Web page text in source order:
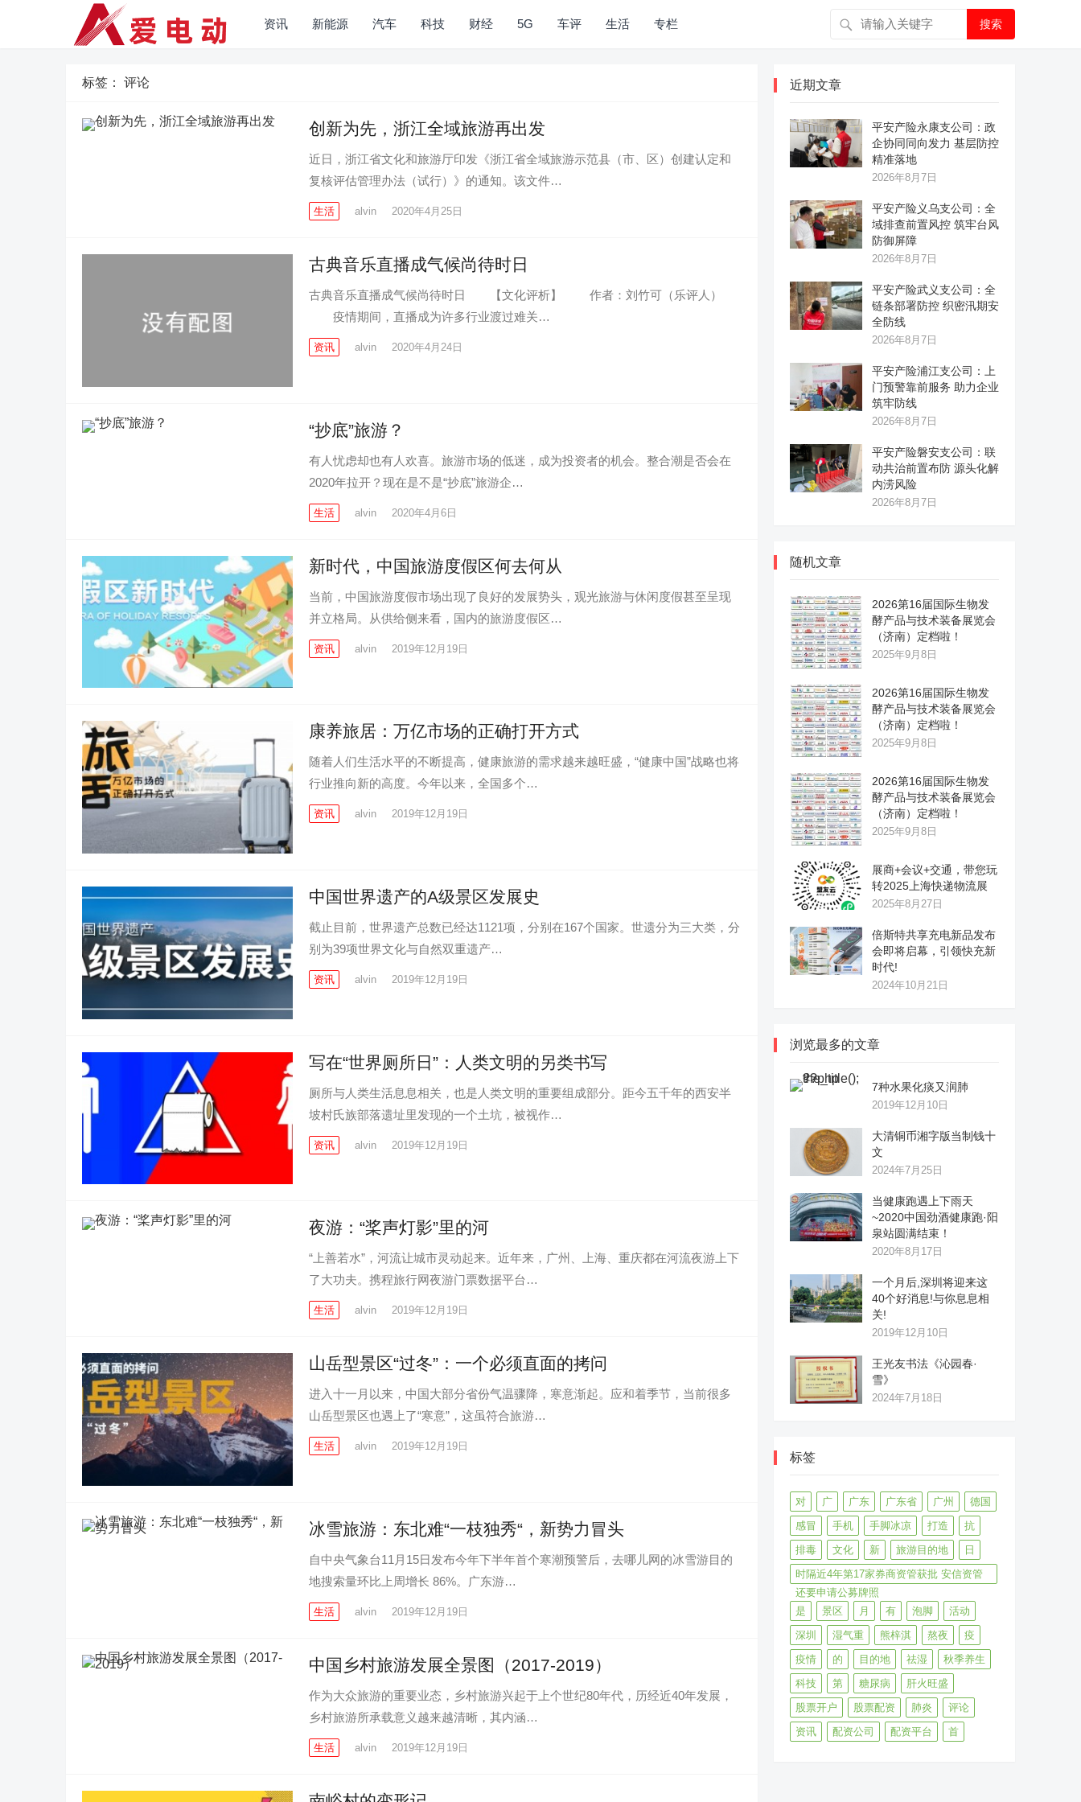
资讯 新能源 汽车 科技 财经 5G 车评 生活 专栏 搜索
标签： 评论
创新为先，浙江全域旅游再出发
近日，浙江省文化和旅游厅印发《浙江省全域旅游示范县（市、区）创建认定和
复核评估管理办法（试行）》的通知。该文件…
生活 alvin 2020年4月25日
古典音乐直播成气候尚待时日
古典音乐直播成气候尚待时日 【文化评析】 作者：刘竹可（乐评人）
疫情期间，直播成为许多行业渡过难关…
资讯 alvin 2020年4月24日
“抄底”旅游？
有人忧虑却也有人欢喜。旅游市场的低迷，成为投资者的机会。整合潮是否会在
2020年拉开？现在是不是“抄底”旅游企…
生活 alvin 2020年4月6日
新时代，中国旅游度假区何去何从
当前，中国旅游度假市场出现了良好的发展势头，观光旅游与休闲度假甚至呈现
并立格局。从供给侧来看，国内的旅游度假区…
资讯 alvin 2019年12月19日
康养旅居：万亿市场的正确打开方式
随着人们生活水平的不断提高，健康旅游的需求越来越旺盛，“健康中国”战略也将
行业推向新的高度。今年以来，全国多个…
资讯 alvin 2019年12月19日
中国世界遗产的A级景区发展史
截止目前，世界遗产总数已经达1121项，分别在167个国家。世遗分为三大类，分
别为39项世界文化与自然双重遗产…
资讯 alvin 2019年12月19日
写在“世界厕所日”：人类文明的另类书写
厕所与人类生活息息相关，也是人类文明的重要组成部分。距今五千年的西安半
坡村氏族部落遗址里发现的一个土坑，被视作…
资讯 alvin 2019年12月19日
夜游：“桨声灯影”里的河
“上善若水”，河流让城市灵动起来。近年来，广州、上海、重庆都在河流夜游上下
了大功夫。携程旅行网夜游门票数据平台…
生活 alvin 2019年12月19日
山岳型景区“过冬”：一个必须直面的拷问
进入十一月以来，中国大部分省份气温骤降，寒意渐起。应和着季节，当前很多
山岳型景区也遇上了“寒意”，这虽符合旅游…
生活 alvin 2019年12月19日
冰雪旅游：东北难“一枝独秀“，新势力冒头
自中央气象台11月15日发布今年下半年首个寒潮预警后，去哪儿网的冰雪游目的
地搜索量环比上周增长 86%。广东游…
生活 alvin 2019年12月19日
中国乡村旅游发展全景图（2017-2019）
作为大众旅游的重要业态，乡村旅游兴起于上个世纪80年代，历经近40年发展，
乡村旅游所承载意义越来越清晰，其内涵…
生活 alvin 2019年12月19日
近期文章
平安产险永康支公司：政
企协同同向发力 基层防控
精准落地
2026年8月7日
平安产险义乌支公司：全
域排查前置风控 筑牢台风
防御屏障
2026年8月7日
平安产险武义支公司：全
链条部署防控 织密汛期安
全防线
2026年8月7日
平安产险浦江支公司：上
门预警靠前服务 助力企业
筑牢防线
2026年8月7日
平安产险磐安支公司：联
动共治前置布防 源头化解
内涝风险
2026年8月7日
随机文章
2026第16届国际生物发
酵产品与技术装备展览会
（济南）定档啦！
2025年9月8日
2026第16届国际生物发
酵产品与技术装备展览会
（济南）定档啦！
2025年9月8日
2026第16届国际生物发
酵产品与技术装备展览会
（济南）定档啦！
2025年9月8日
展商+会议+交通，带您玩
转2025上海快递物流展
2025年8月27日
倍斯特共享充电新品发布
会即将启幕，引领快充新
时代!
2024年10月21日
浏览最多的文章
7种水果化痰又润肺
2019年12月10日
大清铜币湘字版当制钱十
文
2024年7月25日
当健康跑遇上下雨天
~2020中国劲酒健康跑·阳
泉站圆满结束！
2020年8月17日
一个月后,深圳将迎来这
40个好消息!与你息息相
关!
2019年12月10日
王光友书法《沁园春·
雪》
2024年7月18日
标签
对 广 广东 广东省 广州
德国
感冒
手机 手脚冰凉 打造
抗
排毒
文化 新 旅游目的地
日
时隔近4年第17家券商资管获批 安信资管
还要申请公募牌照
是
景区 月 有 泡脚
活动
深圳
湿气重 熊梓淇 熬夜
疫
疫情
的 目的地 祛湿
秋季养生
科技
第 糖尿病
肝火旺盛
股票开户
股票配资 肺炎
评论
资讯
配资公司 配资平台 首